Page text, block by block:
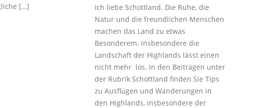
[…]
Ich liebe Schottland. Die Ruhe, die
Natur und die freundlichen Menschen
machen das Land zu etwas
Besonderem. Insbesondere die
Landschaft der Highlands lässt einen
nicht mehr los. In den Beiträgen unter
der Rubrik Schottland finden Sie Tips
zu Ausflügen und Wanderungen in
den Highlands, insbesondere der